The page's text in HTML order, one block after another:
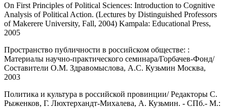
On First Principles of Political Sciences: Introduction to Cognitive
Analysis of Political Action. (Lectures by Distinguished Professors
of Makerere University, Fall, 2004) Kampala: Educational Press,
2005
Пространство публичности в российском обществе: :
Материалы научно-практического семинара/Горбачев-Фонд/
Составители О.М. Здравомыслова, А.С. Кузьмин Москва,
2003
Политика и культура в российской провинции/ Редакторы С.
Рыженков, Г. Люхтерхандт-Михалева, А. Кузьмин. - СПб.- М.: